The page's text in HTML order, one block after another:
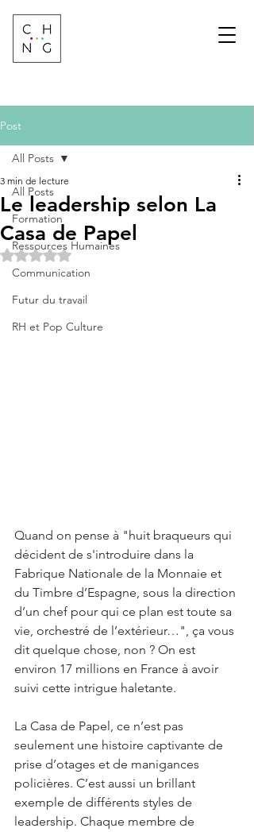
Post
All Posts
Formation
Ressources Humaines
Communication
Futur du travail
RH et Pop Culture
All Posts
Le leadership selon La
Casa de Papel
3 min de lecture
Noté NaN étoiles sur 5.
Quand on pense à "huit braqueurs qui
décident de s'introduire dans la
Fabrique Nationale de la Monnaie et
du Timbre d’Espagne, sous la direction
d’un chef pour qui ce plan est toute sa
vie, orchestré de l’extérieur…", ça vous
dit quelque chose, non ? On est
environ 17 millions en France à avoir
suivi cette intrigue haletante.
La Casa de Papel, ce n’est pas
seulement une histoire captivante de
prise d’otages et de manigances
policières. C’est aussi un brillant
exemple de différents styles de
leadership. Chaque membre de